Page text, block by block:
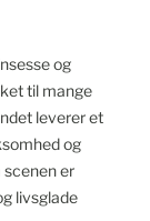
og
til mange
leverer et
og
er
livsglade